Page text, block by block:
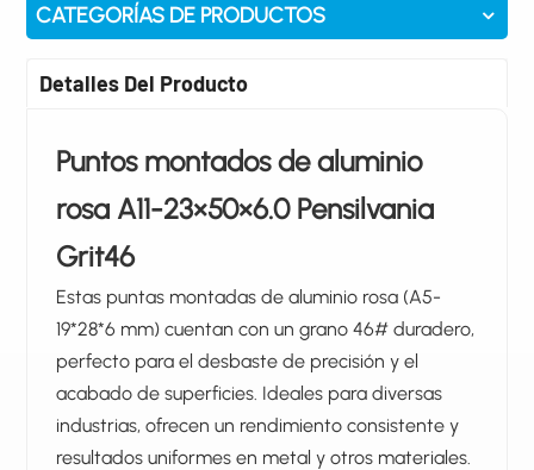
CATEGORÍAS DE PRODUCTOS
Detalles Del Producto
Puntos montados de aluminio
rosa A11-23×50×6.0 Pensilvania
Grit46
Estas puntas montadas de aluminio rosa (A5-
19*28*6 mm) cuentan con un grano 46# duradero,
perfecto para el desbaste de precisión y el
acabado de superficies. Ideales para diversas
industrias, ofrecen un rendimiento consistente y
resultados uniformes en metal y otros materiales.